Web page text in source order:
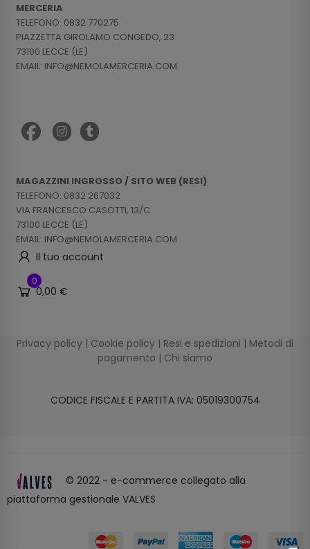
MERCERIA
TELEFONO: 0832 770275
PIAZZETTA GIROLAMO CONGEDO, 23
73100 LECCE (LE)
EMAIL: INFO@NEMOLAMERCERIA.COM
MAGAZZINI INGROSSO / SITO WEB (RESI)
TELEFONO: 0832 267032
VIA FRANCESCO CASOTTI, 13/C
73100 LECCE (LE)
EMAIL: INFO@NEMOLAMERCERIA.COM
Il tuo account
0
0,00 €
Privacy policy | Cookie policy | Resi e spedizioni | Metodi di
pagamento | Chi siamo
CODICE FISCALE E PARTITA IVA: 05019300754
© 2022 - e-commerce collegato alla
piattaforma gestionale VALVES